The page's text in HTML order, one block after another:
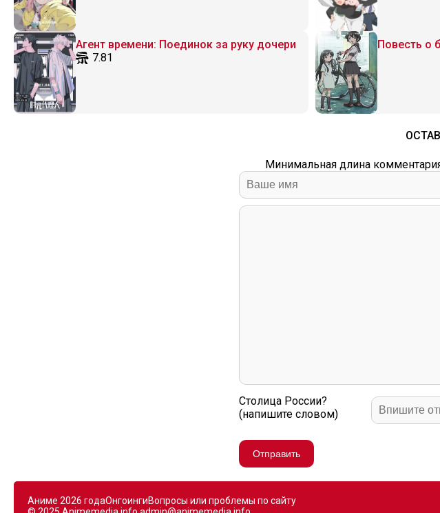
Агент времени: Поединок за руку дочери
7.81
Повесть о
Минимальная длина
Столица России?
(напишите словом)
Отправить
Аниме 2026 годаОнгоингиВопросы или проблемы по сайту